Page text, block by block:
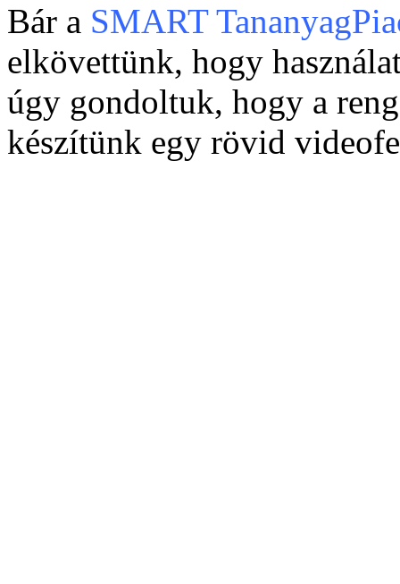
Bár a SMART
elkövettünk, hogy
úgy gondoltuk, hogy a
készítünk egy rövid